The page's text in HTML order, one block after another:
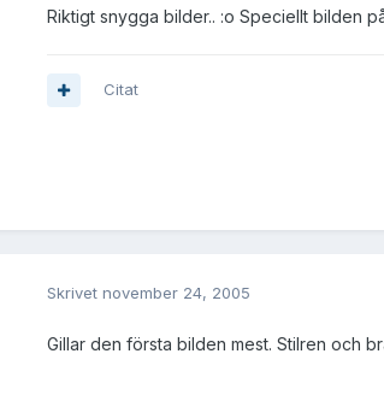
Riktigt snygga bilder.. :o Speciellt bilden
Citat
Skrivet november 24, 2005
Gillar den första bilden mest. Stilren och